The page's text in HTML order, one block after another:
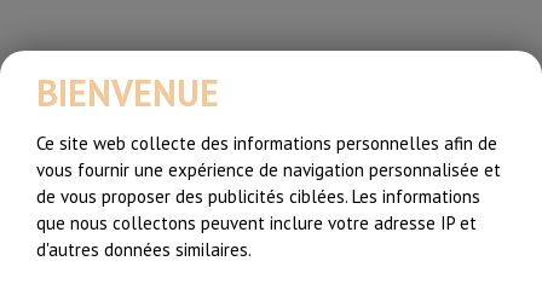
Dernières
Nouvelles
BIENVENUE
Ce site web collecte des informations personnelles afin de
vous fournir une expérience de navigation personnalisée et
de vous proposer des publicités ciblées. Les informations
que nous collectons peuvent inclure votre adresse IP et
d'autres données similaires.